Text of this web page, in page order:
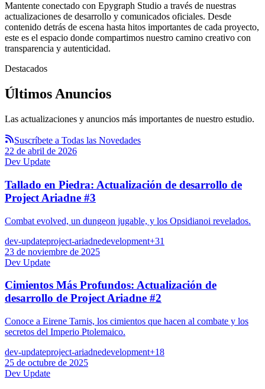
Mantente conectado con Epygraph Studio a través de nuestras
actualizaciones de desarrollo y comunicados oficiales. Desde
contenido detrás de escena hasta hitos importantes de cada proyecto,
este es el espacio donde compartimos nuestro camino creativo con
transparencia y autenticidad.
Destacados
Últimos Anuncios
Las actualizaciones y anuncios más importantes de nuestro estudio.
Suscríbete a Todas las Novedades
22 de abril de 2026
Dev Update
Tallado en Piedra: Actualización de desarrollo de
Project Ariadne #3
Combat evolved, un dungeon jugable, y los Opsidianoi revelados.
dev-updateproject-ariadnedevelopment+31
23 de noviembre de 2025
Dev Update
Cimientos Más Profundos: Actualización de
desarrollo de Project Ariadne #2
Conoce a Eirene Tarnis, los cimientos que hacen al combate y los
secretos del Imperio Ptolemaico.
dev-updateproject-ariadnedevelopment+18
25 de octubre de 2025
Dev Update